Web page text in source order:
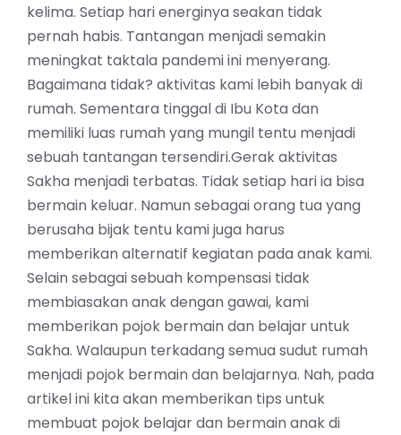
kelima. Setiap hari energinya seakan tidak
pernah habis. Tantangan menjadi semakin
meningkat taktala pandemi ini menyerang.
Bagaimana tidak? aktivitas kami lebih banyak di
rumah. Sementara tinggal di Ibu Kota dan
memiliki luas rumah yang mungil tentu menjadi
sebuah tantangan tersendiri.Gerak aktivitas
Sakha menjadi terbatas. Tidak setiap hari ia bisa
bermain keluar. Namun sebagai orang tua yang
berusaha bijak tentu kami juga harus
memberikan alternatif kegiatan pada anak kami.
Selain sebagai sebuah kompensasi tidak
membiasakan anak dengan gawai, kami
memberikan pojok bermain dan belajar untuk
Sakha. Walaupun terkadang semua sudut rumah
menjadi pojok bermain dan belajarnya. Nah, pada
artikel ini kita akan memberikan tips untuk
membuat pojok belajar dan bermain anak di